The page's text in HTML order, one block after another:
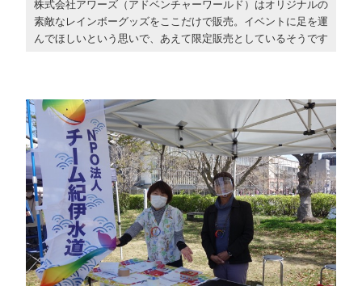
株式会社アワーズ（アドベンチャーワールド）はオリジナルの
素敵なレインボーグッズをここだけで販売。イベントに足を運
んでほしいという思いで、あえて限定販売としているそうです